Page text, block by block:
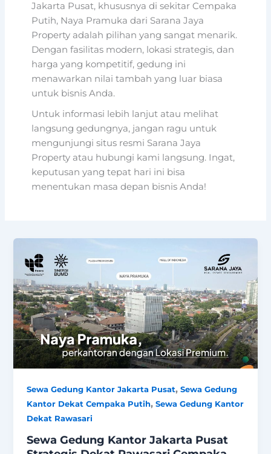
Jakarta Pusat, khususnya di sekitar Cempaka
Putih, Naya Pramuka dari Sarana Jaya
Property adalah pilihan yang sangat menarik.
Dengan fasilitas modern, lokasi strategis, dan
harga yang kompetitif, gedung ini
menawarkan nilai tambah yang luar biasa
untuk bisnis Anda.
Untuk informasi lebih lanjut atau melihat
langsung gedungnya, jangan ragu untuk
mengunjungi situs resmi Sarana Jaya
Property atau hubungi kami langsung. Ingat,
keputusan yang tepat hari ini bisa
menentukan masa depan bisnis Anda!
Sewa Gedung Kantor Jakarta Pusat,Sewa Gedung
Kantor Dekat Cempaka Putih,Sewa Gedung Kantor
Dekat Rawasari
Sewa Gedung Kantor Jakarta Pusat